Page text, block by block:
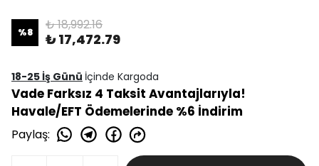
%8 ₺ 18,992.16
₺ 17,472.79
18-25 İş Günü İçinde Kargoda
Vade Farksız 4 Taksit Avantajlarıyla!
Havale/EFT Ödemelerinde %6 İndirim
Paylaş: